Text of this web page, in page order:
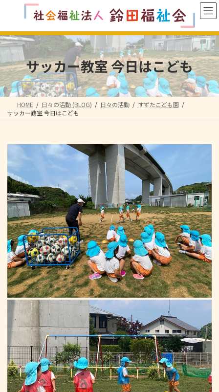
ン
ツ
ス
キ
ッ
プ
ー
シ
ン
に
移
動
サッカー教室️ 今日はこども
HOME 日々の活動 (BLOG) 日々の活動
すずたこども園
サッカー教室️ 今日はこども